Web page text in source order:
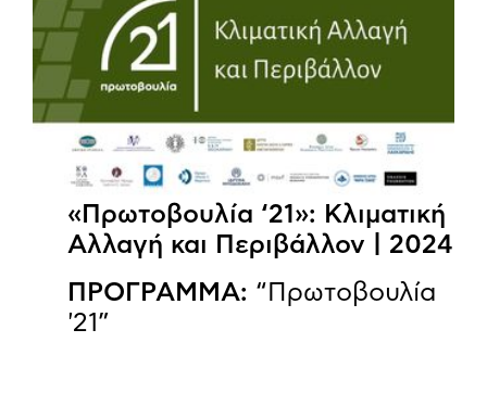
«Πρωτοβουλία ‘21»: Κλιματική
Αλλαγή και Περιβάλλον | 2024
ΠΡΟΓΡΑΜΜΑ: “Πρωτοβουλία
'21”